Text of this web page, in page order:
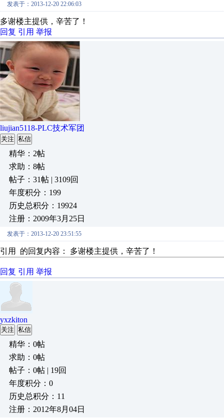
发表于：2013-12-20 22:06:03
多谢楼主提供，辛苦了！
回复 引用 举报
liujian5118-PLC技术军团
关注 私信
精华：2帖
求助：8帖
帖子：31帖 | 3109回
年度积分：199
历史总积分：19924
注册：2009年3月25日
发表于：2013-12-20 23:51:55
引用 的回复内容： 多谢楼主提供，辛苦了！
回复 引用 举报
yxzkiton
关注 私信
精华：0帖
求助：0帖
帖子：0帖 | 19回
年度积分：0
历史总积分：11
注册：2012年8月04日